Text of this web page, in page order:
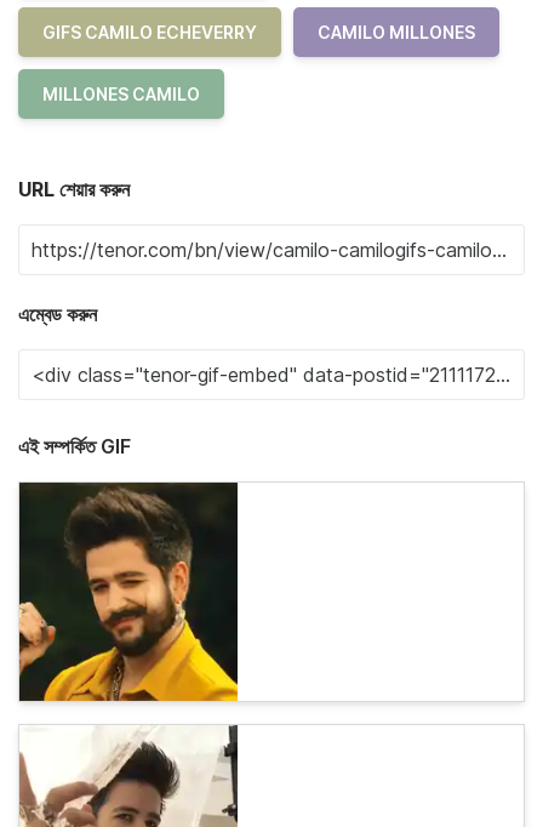
GIFS CAMILO ECHEVERRY CAMILO MILLONES
MILLONES CAMILO
URL শেয়ার করুন
এম্বেড করুন
এই সম্পর্কিত GIF